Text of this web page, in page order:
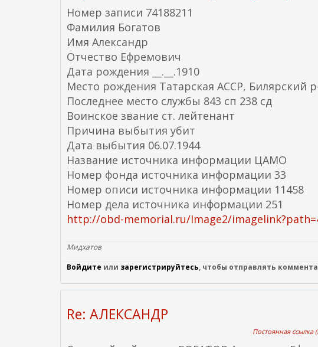
Номер записи 74188211
Фамилия Богатов
Имя Александр
Отчество Ефремович
Дата рождения __.__.1910
Место рождения Татарская АССР, Билярский
Последнее место службы 843 сп 238 сд
Воинское звание ст. лейтенант
Причина выбытия убит
Дата выбытия 06.07.1944
Название источника информации ЦАМО
Номер фонда источника информации 33
Номер описи источника информации 11458
Номер дела источника информации 251
http://obd-memorial.ru/Image2/
Мидхатов
Войдите или зарегистрируйтесь, чтобы отправлять
Re: АЛЕКСАНДР
Постоянная ссылка